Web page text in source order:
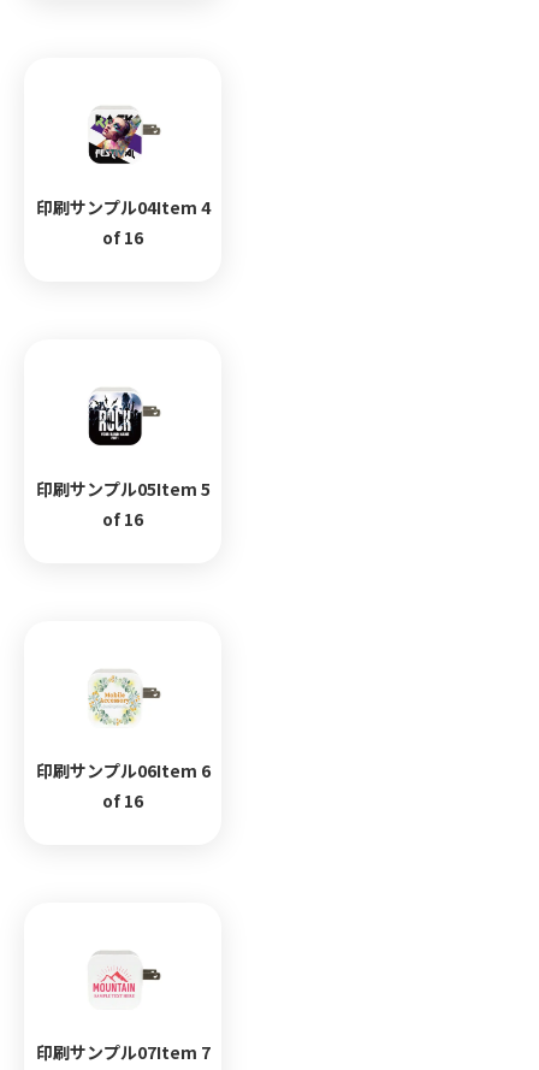
印刷サンプル04Item 4
of 16
印刷サンプル05Item 5
of 16
印刷サンプル06Item 6
of 16
印刷サンプル07Item 7